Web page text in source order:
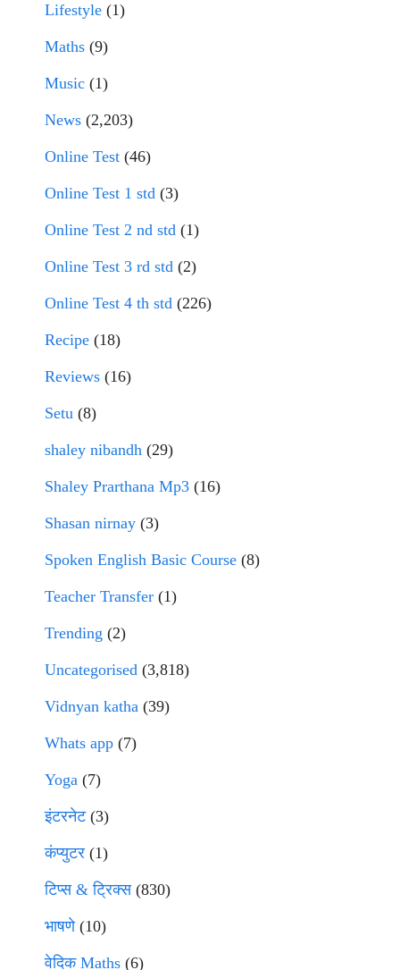
Lifestyle (1)
Maths (9)
Music (1)
News (2,203)
Online Test (46)
Online Test 1 std (3)
Online Test 2 nd std (1)
Online Test 3 rd std (2)
Online Test 4 th std (226)
Recipe (18)
Reviews (16)
Setu (8)
shaley nibandh (29)
Shaley Prarthana Mp3 (16)
Shasan nirnay (3)
Spoken English Basic Course (8)
Teacher Transfer (1)
Trending (2)
Uncategorised (3,818)
Vidnyan katha (39)
Whats app (7)
Yoga (7)
इंटरनेट(3)
कंप्युटर (1)
टिप्स & ट्रिक्स(830)
भाषणे(10)
वेदिक Maths (6)